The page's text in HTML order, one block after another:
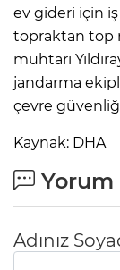
ev gideri için iş
topraktan top
muhtarı
jandarma
çevre
Kaynak: DHA
Yorum
Adınız